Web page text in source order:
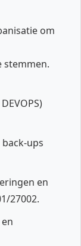
om
stemmen.
ups
en
27002.